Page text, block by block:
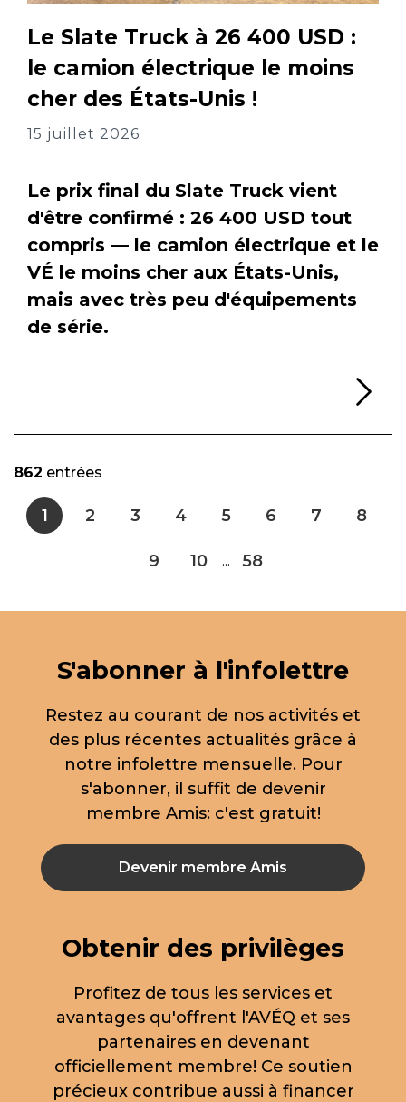
Le Slate Truck à 26 400 USD :
le camion électrique le moins
cher des États-Unis !
15 juillet 2026
Le prix final du Slate Truck vient
d'être confirmé : 26 400 USD tout
compris — le camion électrique et le
VÉ le moins cher aux États-Unis,
mais avec très peu d'équipements
de série.
862 entrées
1 2 3 4 5 6 7 8
9 10 ... 58
S'abonner à l'infolettre
Restez au courant de nos activités et
des plus récentes actualités grâce à
notre infolettre mensuelle. Pour
s'abonner, il suffit de devenir
membre Amis: c'est gratuit!
Devenir membre Amis
Obtenir des privilèges
Profitez de tous les services et
avantages qu'offrent l'AVÉQ et ses
partenaires en devenant
officiellement membre! Ce soutien
précieux contribue aussi à financer